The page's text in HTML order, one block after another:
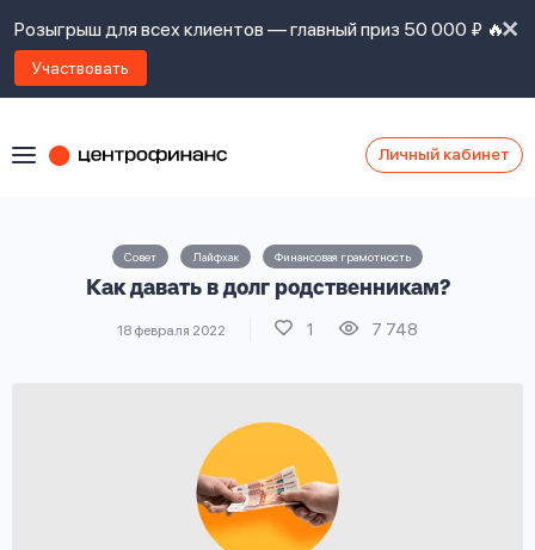
Розыгрыш для всех клиентов — главный приз 50 000 ₽ 🔥
Участвовать
Личный кабинет
Совет Лайфхак Финансовая грамотность
Как давать в долг родственникам?
18 февраля 2022 1 7 748
ознакомлен
с
предоставления